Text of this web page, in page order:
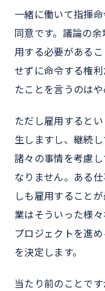
一緒に働いて指揮
同意です。議論の
用する必要がある
せずに命令する権
たことを言うのはや
ただし雇用すると
生しますし、継続し
諸々の事情を考慮
なりません。ある
しも雇用すること
業はそういった様
プロジェクトを進
を決定します。
当たり前のことで